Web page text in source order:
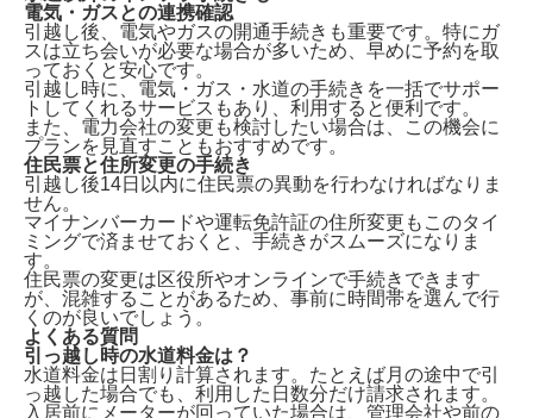
電気・ガスとの連携確認
引越し後、電気やガスの開通手続きも重要です。特に ガ
スは立ち会いが必要な場合が多いため、早めに予約を取
っておくと安心です。
引越し時に、電気・ガス・水道の手続きを一括でサポー
トしてくれるサービスもあり、利用すると便利です。
また、電力会社の変更も検討したい場合は、この機会に
プランを見直すこともおすすめです。
住民票と住所変更の手続き
引越し後14日以内に住民票の異動を行わなければなりま
せん。
マイナンバーカードや運転免許証の住所変更もこのタイ
ミングで済ませておくと、手続きがスムーズになりま
す。
住民票の変更は区役所やオンラインで手続きできます
が、混雑することがあるため、事前に時間帯を選んで行
くのが良いでしょう。
よくある質問
引っ越し時の水道料金は？
水道料金は 日割り計算されます。たとえば月の途中で引
っ越した場合でも、利用した日数分だけ請求されます。
入居前にメーターが回っていた場合は、管理会社や前の